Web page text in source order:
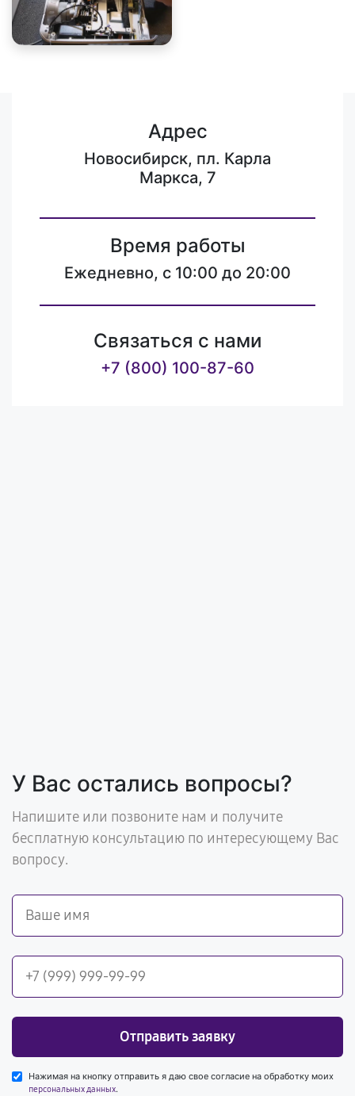
Адрес
Новосибирск, пл. Карла
Маркса, 7
Время работы
Ежедневно, с 10:00 до 20:00
Связаться с нами
+7 (800) 100-87-60
У Вас остались вопросы?
Напишите или позвоните нам и получите
бесплатную консультацию по интересующему Вас
вопросу.
Отправить заявку
Нажимая на кнопку отправить я даю свое согласие на обработку моих
персональных данных.